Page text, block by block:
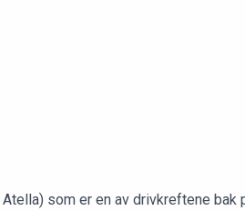
som er en av drivkreftene